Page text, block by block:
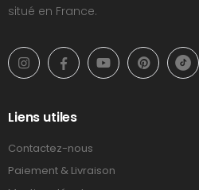
situé en France.
Liens utiles
Contactez-nous
Paiement & Livraison